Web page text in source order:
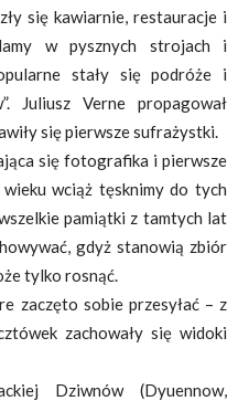
się kawiarnie, restauracje i
w pysznych strojach i
stały się podróże i
Juliusz Verne propagował
się pierwsze sufrażystki.
się fotografika i pierwsze
wciąż tęsknimy do tych
pamiątki z tamtych lat
gdyż stanowią zbiór
tylko rosnąć.
zaczęto sobie przesyłać – z
zachowały się widoki
Dziwnów (Dyuennow,